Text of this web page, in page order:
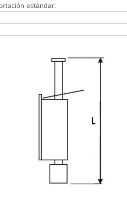
estándar: